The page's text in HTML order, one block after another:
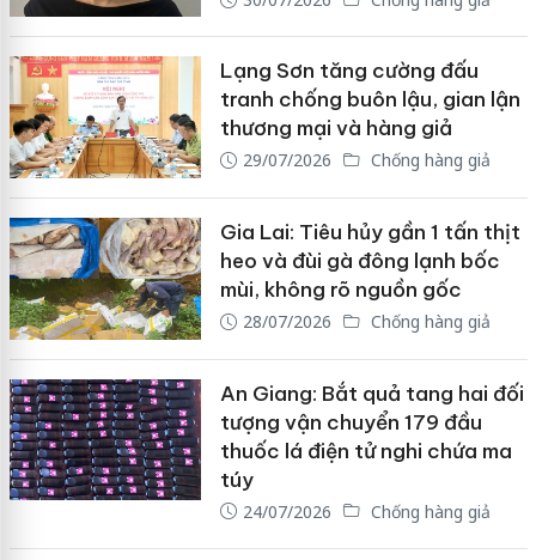
Lạng Sơn tăng cường đấu
tranh chống buôn lậu, gian lận
thương mại và hàng giả
29/07/2026 Chống hàng giả
Gia Lai: Tiêu hủy gần 1 tấn thịt
heo và đùi gà đông lạnh bốc
mùi, không rõ nguồn gốc
28/07/2026 Chống hàng giả
An Giang: Bắt quả tang hai đối
tượng vận chuyển 179 đầu
thuốc lá điện tử nghi chứa ma
túy
24/07/2026 Chống hàng giả